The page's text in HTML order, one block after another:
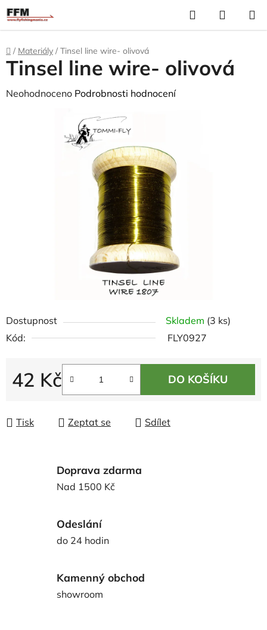
Přejít
na
obsah
Hledat
Domů
/ Materiály / Tinsel line wire- olivová
Dostupnost Skladem (3 ks)
Kód:
FLY0927
42 Kč
Měrná cena:
DO KOŠÍKU
Tisk Zeptat se Sdílet
Tinsel line wire- olivová
Průměrné
Neohodnoceno Podrobnosti hodnocení
Doprava zdarma
Nad 1500 Kč
Odeslání
do 24 hodin
Kamenný obchod
showroom